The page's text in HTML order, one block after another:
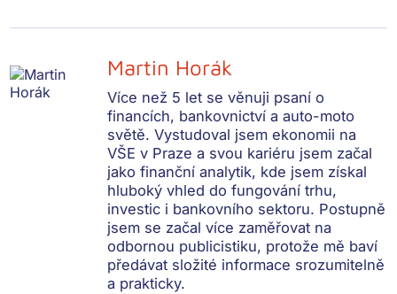
Martin Horák
Více než 5 let se věnuji psaní o
financích, bankovnictví a auto-moto
světě. Vystudoval jsem ekonomii na
VŠE v Praze a svou kariéru jsem začal
jako finanční analytik, kde jsem získal
hluboký vhled do fungování trhu,
investic i bankovního sektoru. Postupně
jsem se začal více zaměřovat na
odbornou publicistiku, protože mě baví
předávat složité informace srozumitelně
a prakticky.